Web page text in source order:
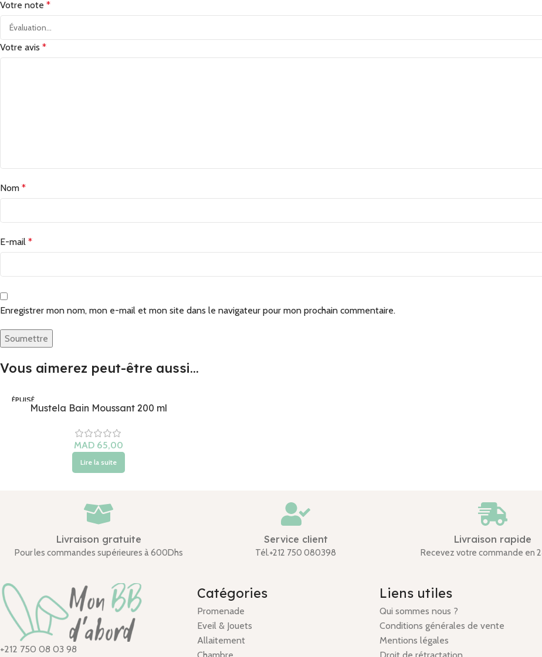
Votre note *
Votre avis *
Nom *
E-mail *
Enregistrer mon nom, mon e-mail et mon site dans le navigateur pour mon prochain commentaire.
Vous aimerez peut-être aussi…
ÉPUISÉ
Mustela Bain Moussant 200 ml
Lire la suite
Livraison gratuite
Pour les commandes supérieures à 600Dhs
Service client
Tél.+212 750 080398
Livraison rapide
Recevez votre commande en
+212 750 08 03 98
Catégories
Promenade
Eveil & Jouets
Allaitement
Chambre
Liens utiles
Qui sommes nous ?
Conditions générales de vente
Mentions légales
Droit de rétractation